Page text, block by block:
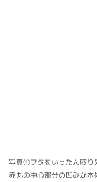
写真①フタをいったん取り
赤丸の中心部分の凹みが